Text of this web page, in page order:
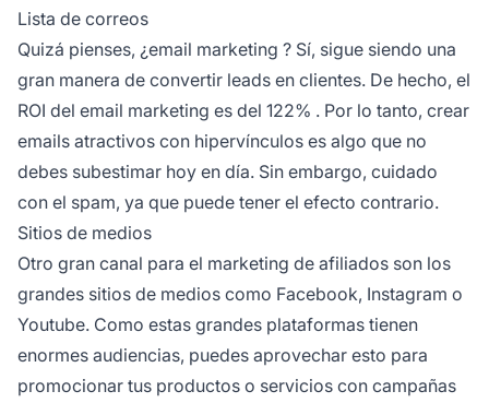
Lista de correos
Quizá pienses, ¿email marketing ? Sí, sigue siendo una
gran manera de convertir leads en clientes. De hecho, el
ROI del email marketing es del 122% . Por lo tanto, crear
emails atractivos con hipervínculos es algo que no
debes subestimar hoy en día. Sin embargo, cuidado
con el spam, ya que puede tener el efecto contrario.
Sitios de medios
Otro gran canal para el marketing de afiliados son los
grandes sitios de medios como Facebook, Instagram o
Youtube. Como estas grandes plataformas tienen
enormes audiencias, puedes aprovechar esto para
promocionar tus productos o servicios con campañas